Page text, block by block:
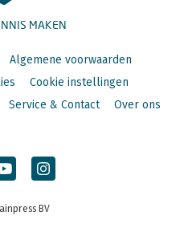
MAKEN
Algemene voorwaarden
Cookie instellingen
Service & Contact Over ons
BV